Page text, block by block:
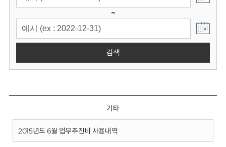
~
검색
기타
2015년도 6월 업무추진비 사용내역